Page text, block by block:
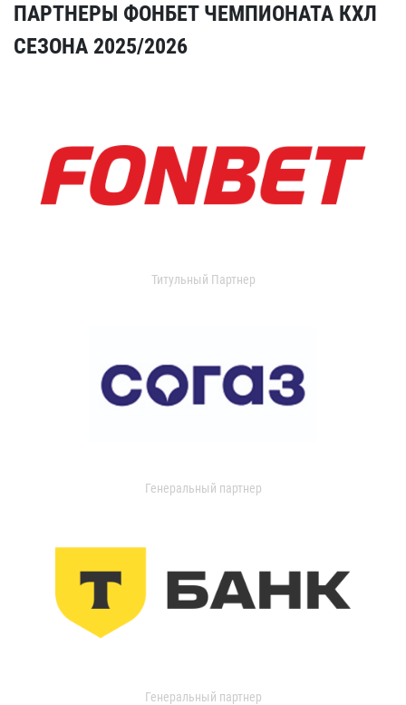
ПАРТНЕРЫ ФОНБЕТ ЧЕМПИОНАТА КХЛ
СЕЗОНА 2025/2026
Титульный Партнер
Генеральный партнер
Генеральный партнер